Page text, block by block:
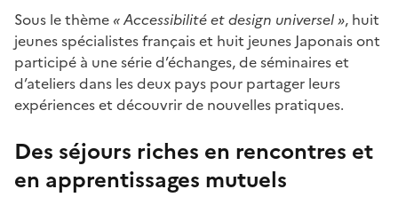
Sous le thème « Accessibilité et design universel », huit
jeunes spécialistes français et huit jeunes Japonais ont
participé à une série d’échanges, de séminaires et
d’ateliers dans les deux pays pour partager leurs
expériences et découvrir de nouvelles pratiques.
Des séjours riches en rencontres et
en apprentissages mutuels